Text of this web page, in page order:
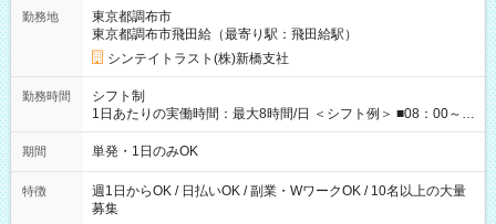
い・月払いOK ⇒ご希望をお聞かせください♪ ◆各種資格手当あ
り ◆残業手当あり ◆日給保障あり └早く終わっても”全額”支給！
◆扶養内勤務OK ・－・－・ ≪ 法定研修 ≫ 研修時の給与：
日給10，000円×3日間（24時間） ＝研修費として合計30，000
勤務地
東京都調布市
東京都調布市飛田給（最寄り駅：飛田給駅）
シンテイトラスト(株)新橋支社
勤務時間
シフト制
1日あたりの実働時間：最大8時間/日 ＜シフト例＞ ■08：00～
17：00 ■09：00～18：00 ■13：00～22：00 ■15：30～22：00
■20：00～翌05：00 など！ 上記時間内で、 実働8時間・休憩1
期間 単発・1日のみOK
特徴
週1日からOK / 日払いOK / 副業・WワークOK / 10名以上の大量
募集